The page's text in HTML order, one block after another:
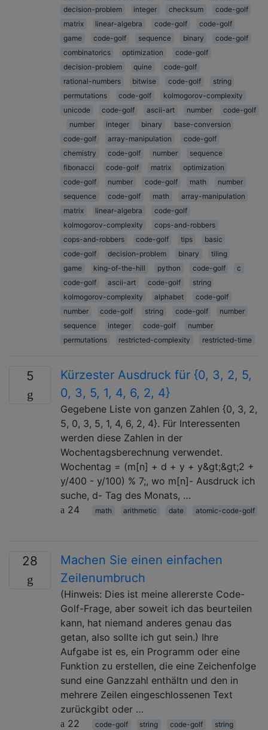
decision-problem
integer checksum
code-golf
matrix
linear-algebra code-golf
code-golf
game
code-golf sequence binary
code-golf
combinatorics
optimization
code-golf
decision-problem
quine
code-golf
rational-numbers
bitwise code-golf
string
permutations
code-golf
kolmogorov-complexity
unicode
code-golf ascii-art number
code-golf
number
integer binary
base-conversion
code-golf
array-manipulation
code-golf
chemistry
code-golf number
sequence
fibonacci
code-golf matrix
optimization
code-golf
number code-golf math
number
sequence
code-golf math
array-manipulation
matrix
linear-algebra
code-golf
kolmogorov-complexity
cops-and-robbers
cops-and-robbers
code-golf tips
basic
code-golf
decision-problem binary
tiling
game
king-of-the-hill python code-golf
c
code-golf
ascii-art code-golf
string
kolmogorov-complexity
alphabet
code-golf
number
code-golf string code-golf
number
sequence
integer code-golf
number
permutations
restricted-complexity restricted-time
5
Kürzester Ausdruck für {0, 3, 2, 5,
0, 3, 5, 1, 4, 6, 2, 4}
Gegebene Liste von ganzen Zahlen {0, 3, 2,
5, 0, 3, 5, 1, 4, 6, 2, 4}. Für Interessenten
werden diese Zahlen in der
Wochentagsberechnung verwendet.
Wochentag = (m[n] + d + y + y&gt;&gt;2 +
y/400 - y/100) % 7;, wo m[n]- Ausdruck ich
suche, d- Tag des Monats, …
24
math arithmetic date atomic-code-golf
28
Machen Sie einen einfachen
Zeilenumbruch
(Hinweis: Dies ist meine allererste Code-
Golf-Frage, aber soweit ich das beurteilen
kann, hat niemand anderes genau das
getan, also sollte ich gut sein.) Ihre
Aufgabe ist es, ein Programm oder eine
Funktion zu erstellen, die eine Zeichenfolge
sund eine Ganzzahl enthältn und den in
mehrere Zeilen eingeschlossenen Text
zurückgibt oder …
22
code-golf string code-golf
string